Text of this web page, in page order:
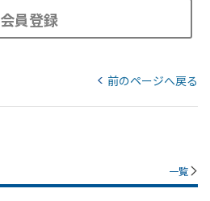
会員登録
前のページへ戻る
一覧